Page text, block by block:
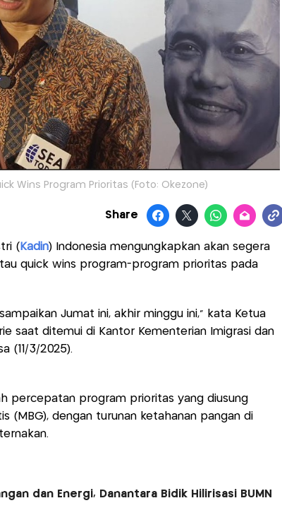
Wins Program Prioritas (Foto: Okezone)
Share
( Kadin) Indonesia mengungkapkan akan segera
quick wins program-program prioritas pada
Jumat ini, akhir minggu ini,” kata Ketua
saat ditemui di Kantor Kementerian Imigrasi dan
(11/3/2025).
percepatan program prioritas yang diusung
(MBG), dengan turunan ketahanan pangan di
dan Energi, Danantara Bidik Hilirisasi BUMN